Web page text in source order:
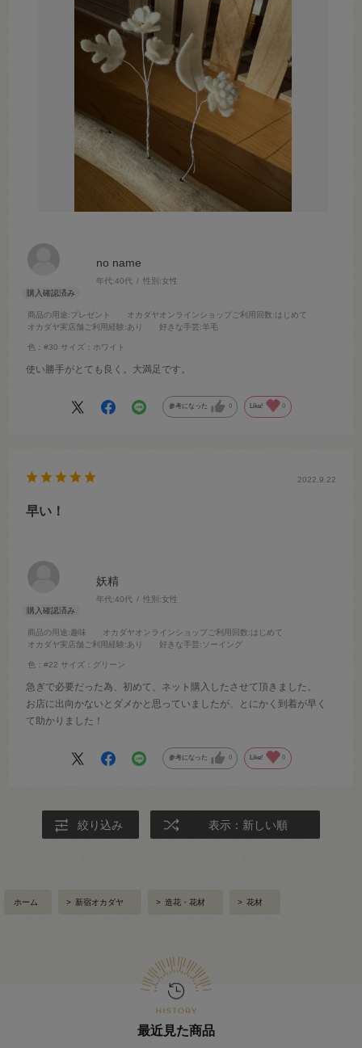
no name
年代:40代 性別:女性
商品の用途:プレゼント オカダヤオンラインショップご利用回数:はじめて
オカダヤ実店舗ご利用経験:あり 好きな手芸:羊毛
色：#30 サイズ：ホワイト
使い勝手がとても良く。大満足です。
参考になった 0 Like! 0
妖精
年代:40代 性別:女性
商品の用途:趣味 オカダヤオンラインショップご利用回数:はじめて
オカダヤ実店舗ご利用経験:あり 好きな手芸:ソーイング
色：#22 サイズ：グリーン
2022.9.22
早い！
急ぎで必要だった為、初めて、ネット購入したさせて頂きました。
お店に出向かないとダメかと思っていましたが、とにかく到着が早く
て助かりました！
参考になった 0 Like! 0
絞り込み 表示：新しい順
ホーム > 新宿オカダヤ > 造花・花材 > 花材
最近見た商品